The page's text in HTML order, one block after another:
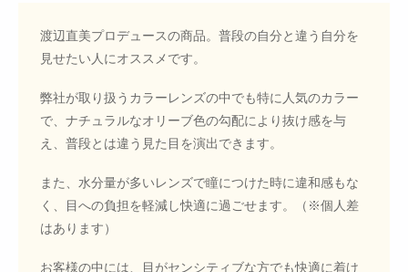
渡辺直美プロデュースの商品。普段の自分と違う自分を
見せたい人にオススメです。
弊社が取り扱うカラーレンズの中でも特に人気のカラー
で、ナチュラルなオリーブ色の勾配により抜け感を与
え、普段とは違う見た目を演出できます。
また、水分量が多いレンズで瞳につけた時に違和感もな
く、目への負担を軽減し快適に過ごせます。（※個人差
はあります）
お客様の中には、目がセンシティブな方でも快適に着け